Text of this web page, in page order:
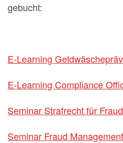
gebucht:
E-Learning
E-Learning Compliance
Seminar Strafrecht für
Seminar Fraud Management